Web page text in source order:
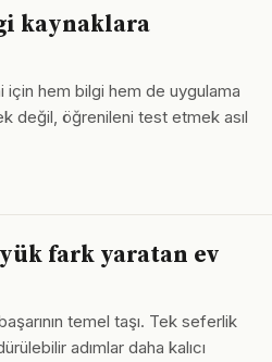
kaynaklara
hem bilgi hem de uygulama
değil, öğrenileni test etmek asıl
fark yaratan ev
temel taşı. Tek seferlik
adımlar daha kalıcı